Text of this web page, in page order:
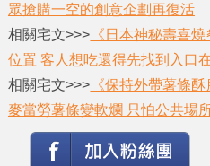
眾搶購一空的創意企劃再復活
相關宅文>>> 《日本神秘壽喜
位置 客人想吃還得先找到入口
相關宅文>>> 《保持外帶薯條
麥當勞薯條變軟爛 只怕公共場